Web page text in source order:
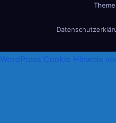
WordPress Cookie Hinweis